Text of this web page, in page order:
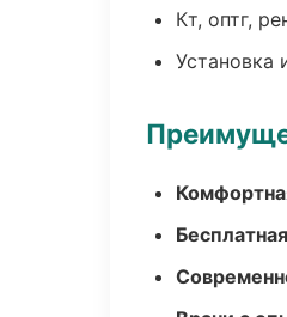
Кт, оптг,
Установка